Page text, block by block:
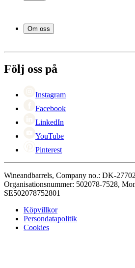
Leverans
Service
Retur
Om oss
Karriär
Black Friday
Cyber Monday
Följ oss på
Instagram
Facebook
LinkedIn
YouTube
Pinterest
Wineandbarrels, Company no.: DK-
Organisationsnummer: 502078-7528,
SE502078752801
Köpvillkor
Persondatapolitik
Cookies